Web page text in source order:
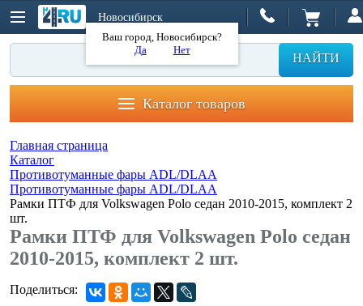
Новосибирск
Ваш город, Новосибирск?
Да
Нет
НАЙТИ
Каталог товаров
Главная страница
Каталог
Противотуманные фары ADL/DLAA
Противотуманные фары ADL/DLAA
Рамки ПТФ для Volkswagen Polo седан 2010-2015, комплект 2
шт.
Рамки ПТФ для Volkswagen Polo седан
2010-2015, комплект 2 шт.
Поделиться: